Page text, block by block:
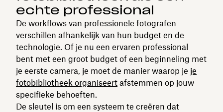
echte professional
De workflows van professionele fotografen
verschillen afhankelijk van hun budget en de
technologie. Of je nu een ervaren professional
bent met een groot budget of een beginneling met
je eerste camera, je moet de manier waarop je je
fotobibliotheek organiseert afstemmen op jouw
specifieke behoeften.
De sleutel is om een systeem te creëren dat